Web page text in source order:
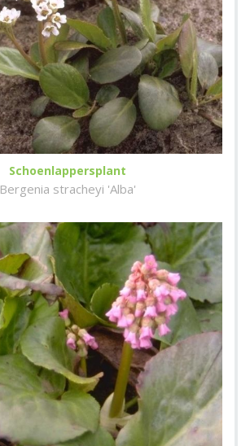
Schoenlappersplant
Bergenia stracheyi 'Alba'